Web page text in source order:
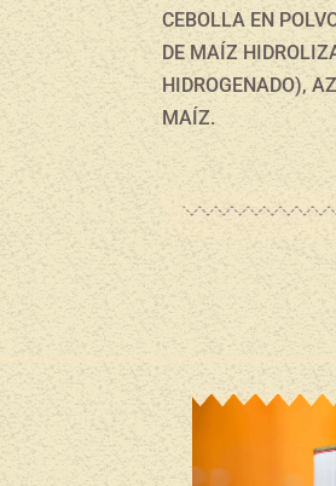
CEBOLLA EN
DE MAÍZ
HIDROGENADO),
MAÍZ.